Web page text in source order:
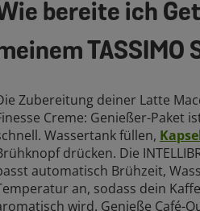
bereite ich
TASSIMO
Zubereitung deiner Latte
Creme: Genießer-Paket
Wassertank füllen,
drücken. Die
automatisch Brühzeit,
an, sodass dein
wird. Genieße Café-